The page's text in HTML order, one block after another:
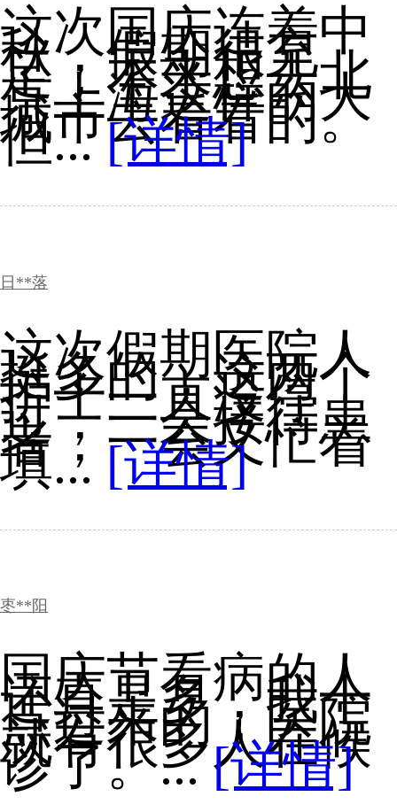
这次国庆连着中
秋，假期很充
足，本来想去北
京上海这样的大
城市去看看的。
但...[详情]
日**落
这次假期医院人
挺多的，这两个
护士一直没停
过，一会接待患
者，一会又忙着
填... [详情]
枣**阳
国庆节看病的人
还真是多，我十
点过来的，医院
就有很多人在候
诊了。...[详情]